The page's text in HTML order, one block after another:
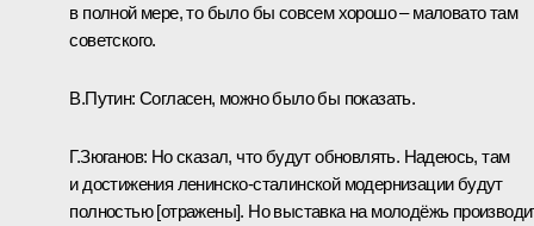
в полной мере, то было бы совсем хорошо – маловато там
советского.
В.Путин: Согласен, можно было бы показать.
Г.Зюганов: Но сказал, что будут обновлять. Надеюсь, там
и достижения ленинско-сталинской модернизации будут
полностью [отражены]. Но выставка на молодёжь